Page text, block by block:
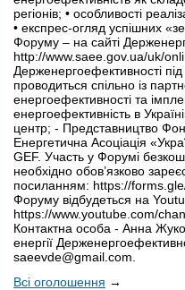
регіонів; • особливості
• експрес-огляд успішних
Форуму – на сайті
http://www.saee.gov.ua/uk/
Держенергоефективності
проводиться спільно із
енергоефективності та
енергоефективність в
центр; - Представництво
Енергетична Асоціація
GEF. Участь у Форумі
необхідно обов’язково
посиланням: https://
Форуму відбудеться на
https://www.youtube.com/
Контактна особа - Анна
енергії
saeevde@gmail.com
Всі оголошення →